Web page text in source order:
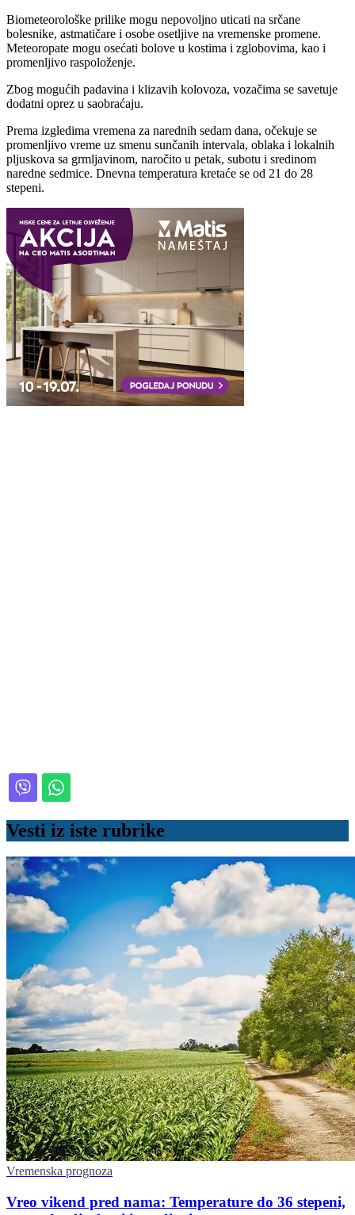
Biometeorološke prilike mogu nepovoljno uticati na srčane
bolesnike, astmatičare i osobe osetljive na vremenske promene.
Meteoropate mogu osećati bolove u kostima i zglobovima, kao i
promenljivo raspoloženje.
Zbog mogućih padavina i klizavih kolovoza, vozačima se savetuje
dodatni oprez u saobraćaju.
Prema izgledima vremena za narednih sedam dana, očekuje se
promenljivo vreme uz smenu sunčanih intervala, oblaka i lokalnih
pljuskova sa grmljavinom, naročito u petak, subotu i sredinom
naredne sedmice. Dnevna temperatura kretaće se od 21 do 28
stepeni.
Vesti iz iste rubrike
Vremenska prognoza
Vreo vikend pred nama: Temperature do 36 stepeni,